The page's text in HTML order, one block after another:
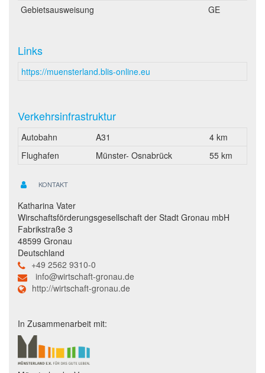
Gebietsausweisung GE
Links
https://muensterland.blis-online.eu
Verkehrsinfrastruktur
Autobahn A31
4 km
Flughafen
Münster- Osnabrück 55 km
KONTAKT
Katharina Vater
Wirschaftsförderungsgesellschaft der Stadt Gronau mbH
Fabrikstraße 3
48599 Gronau
Deutschland
+49 2562 9310-0
info@wirtschaft-gronau.de
http://wirtschaft-gronau.de
In Zusammenarbeit mit: